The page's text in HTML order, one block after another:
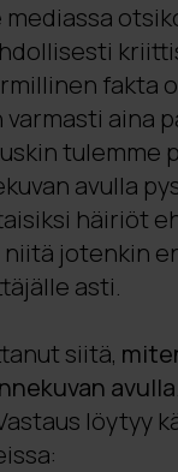
mediassa
fakta
aina
tulemme
avulla
häiriöt
jotenkin
asti.
siitä,
avulla
löytyy